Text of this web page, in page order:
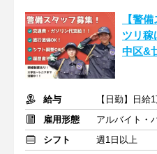
【警
ツリ
中区&
給与
雇用形態
アルバイト・
シフト
週1日以上